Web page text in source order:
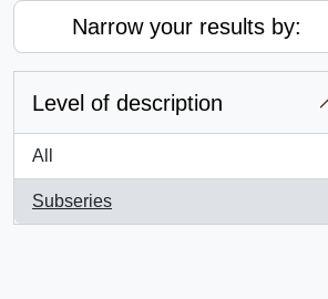
Narrow your results by:
Level of description
All
Subseries
, 1 results